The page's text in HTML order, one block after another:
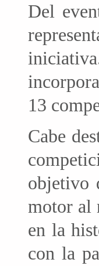
Del
13
Cabe
objetivo
motor al
en la
con la